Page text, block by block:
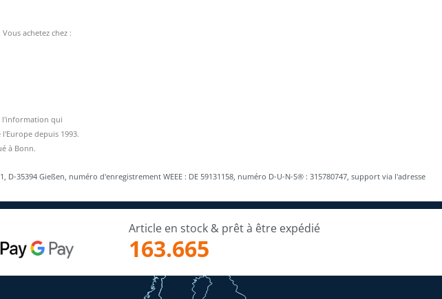
achetez chez :
l'information qui
depuis 1993.
à Bonn.
D-35394 Gießen, numéro d'enregistrement WEEE : DE 59131158, numéro D-U-N-S® : 315780747, support via l'adresse
Article en stock & prêt à être expédié
163.665